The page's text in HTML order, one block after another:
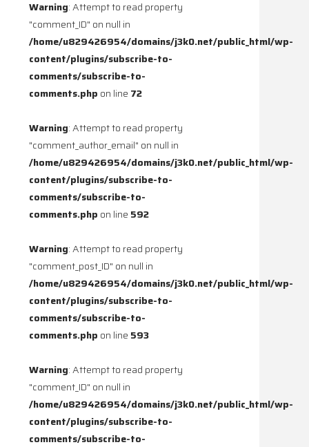
Warning: Attempt to read property
"comment_ID" on null in
/home/u829426954/domains/j3k0.net/public_html/wp-
content/plugins/subscribe-to-
comments/subscribe-to-
comments.php on line 72
Warning: Attempt to read property
"comment_author_email" on null in
/home/u829426954/domains/j3k0.net/public_html/wp-
content/plugins/subscribe-to-
comments/subscribe-to-
comments.php on line 592
Warning: Attempt to read property
"comment_post_ID" on null in
/home/u829426954/domains/j3k0.net/public_html/wp-
content/plugins/subscribe-to-
comments/subscribe-to-
comments.php on line 593
Warning: Attempt to read property
"comment_ID" on null in
/home/u829426954/domains/j3k0.net/public_html/wp-
content/plugins/subscribe-to-
comments/subscribe-to-